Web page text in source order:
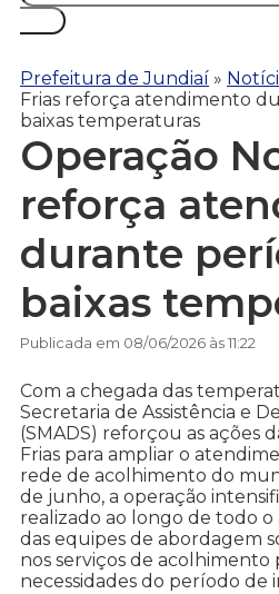
Prefeitura de Jundiaí »
Frias reforça atendimento
baixas temperaturas
Operação
reforça
durante
baixas
Publicada em 08/06/2026 às 11:22
Com a chegada das
Secretaria de Assistência e
(SMADS) reforçou as ações
Frias para ampliar o
rede de acolhimento do
de junho, a operação
realizado ao longo de todo o
das equipes de abordagem
nos serviços de acolhimento
necessidades do período de